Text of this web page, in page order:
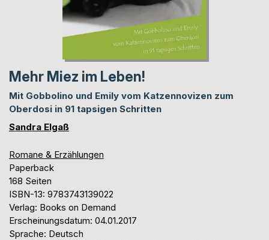
Mehr Miez im Leben!
Mit Gobbolino und Emily vom Katzennovizen zum
Oberdosi in 91 tapsigen Schritten
Sandra Elgaß
Romane & Erzählungen
Paperback
168 Seiten
ISBN-13: 9783743139022
Verlag: Books on Demand
Erscheinungsdatum: 04.01.2017
Sprache: Deutsch